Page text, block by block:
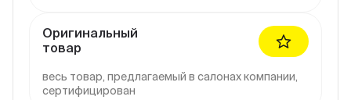
Оригинальный
товар
весь товар, предлагаемый в салонах компании,
сертифицирован